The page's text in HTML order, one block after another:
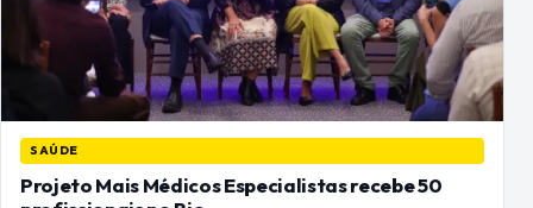
SAÚDE
Projeto Mais Médicos Especialistas recebe 50